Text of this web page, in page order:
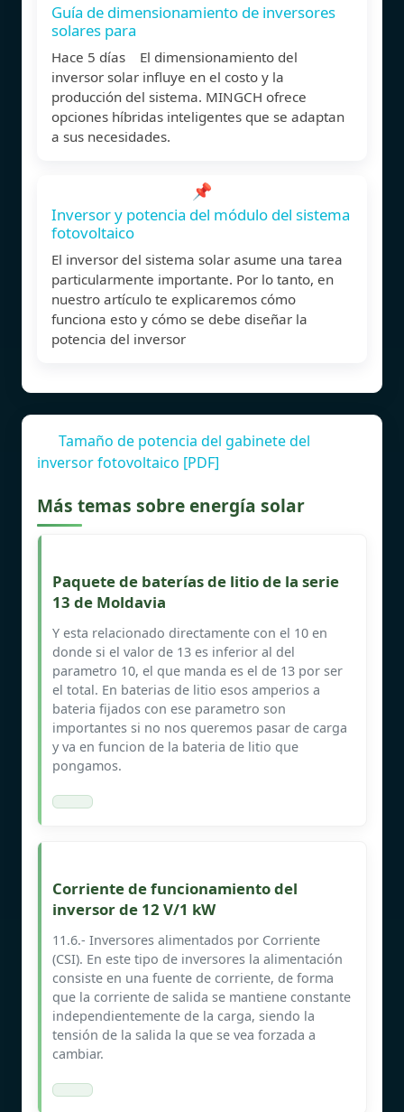
Guía de dimensionamiento de inversores
solares para
Hace 5 días El dimensionamiento del
inversor solar influye en el costo y la
producción del sistema. MINGCH ofrece
opciones híbridas inteligentes que se adaptan
a sus necesidades.
📌
Inversor y potencia del módulo del sistema
fotovoltaico
El inversor del sistema solar asume una tarea
particularmente importante. Por lo tanto, en
nuestro artículo te explicaremos cómo
funciona esto y cómo se debe diseñar la
potencia del inversor
Tamaño de potencia del gabinete del
inversor fotovoltaico [PDF]
Más temas sobre energía solar
Paquete de baterías de litio de la serie
13 de Moldavia
Y esta relacionado directamente con el 10 en
donde si el valor de 13 es inferior al del
parametro 10, el que manda es el de 13 por ser
el total. En baterias de litio esos amperios a
bateria fijados con ese parametro son
importantes si no nos queremos pasar de carga
y va en funcion de la bateria de litio que
pongamos.
Corriente de funcionamiento del
inversor de 12 V/1 kW
11.6.- Inversores alimentados por Corriente
(CSI). En este tipo de inversores la alimentación
consiste en una fuente de corriente, de forma
que la corriente de salida se mantiene constante
independientemente de la carga, siendo la
tensión de la salida la que se vea forzada a
cambiar.